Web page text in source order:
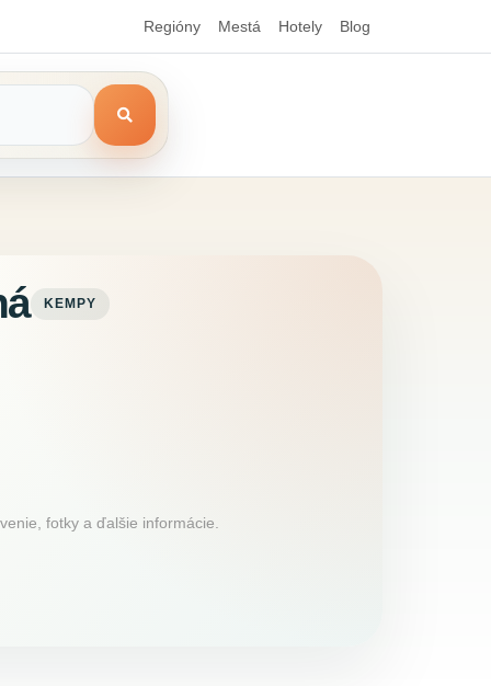
Regióny Mestá Hotely Blog
KEMPY
fotky a ďalšie informácie.